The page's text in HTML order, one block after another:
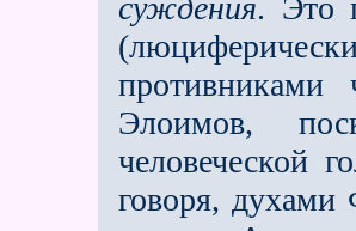
суждения. Это
противниками
Элоимов,
человеческой
говоря,